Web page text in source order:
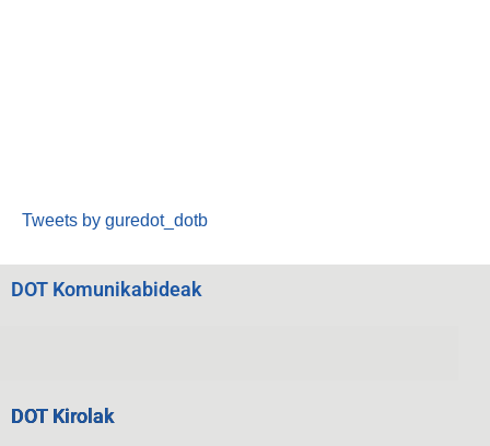
Tweets by guredot_dotb
DOT Komunikabideak
DOT Kirolak